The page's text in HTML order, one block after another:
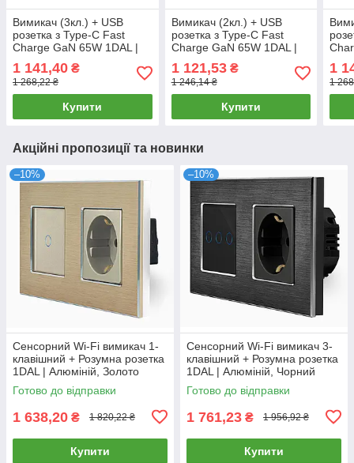
Вимикач (3кл.) + USB
розетка з Type-C Fast
Charge GaN 65W 1DAL |
FC65W.WT)
1 141,40 ₴
1 268,22 ₴
Купити
Вимикач (2кл.) + USB
розетка з Type-C Fast
Charge GaN 65W 1DAL |
FC65W.BL)
1 121,53₴
1 246,14 ₴
Купити
1
1
Акційні пропозиції та новинки
–10%
Сенсорний Wi-Fi вимикач 1-
клавішний + Розумна розетка
1DAL | Алюміній, Золото
(A157-GSW1G.WF-ST.WF.GD)
Готово до відправки
1 638,20 ₴ 1 820,22 ₴
Купити
–10%
Сенсорний Wi-Fi вимикач 3-
клавішний + Розумна розетка
1DAL | Алюміній, Чорний
(A157-GSW3G.WF-ST.WF.BL)
Готово до відправки
1 761,23 ₴ 1 956,92 ₴
Купити